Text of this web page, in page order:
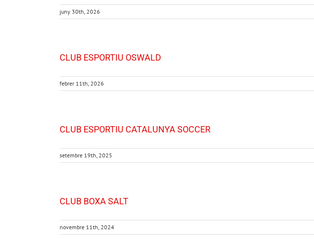
juny 30th, 2026
CLUB ESPORTIU OSWALD
febrer 11th, 2026
CLUB ESPORTIU CATALUNYA SOCCER
setembre 19th, 2025
CLUB BOXA SALT
novembre 11th, 2024